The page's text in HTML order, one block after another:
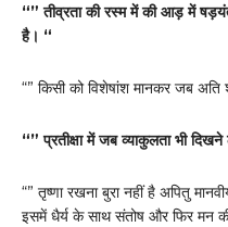
“” तीव्रता की रस्म में की आड़ में
है। “
“” किसी को विशेषांश मानकर जब अति
“” प्रतीक्षा में जब व्याकुलता भी
“” तृष्णा रखना बुरा नहीं है अपितु
इसमें धैर्य के साथ संतोष और फिर मन